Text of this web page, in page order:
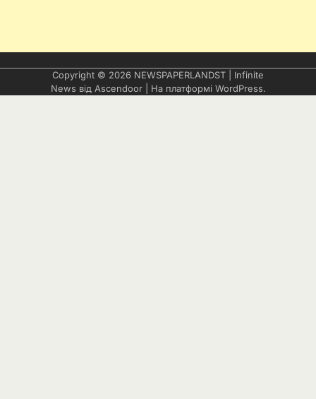
Copyright © 2026 NEWSPAPERLANDST | Infinite
News від Ascendoor| На платформі WordPress.